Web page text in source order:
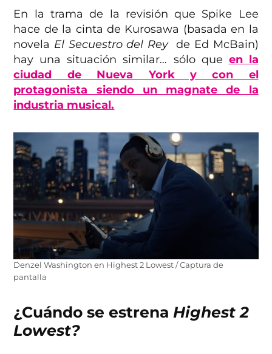
En la trama de la revisión que Spike Lee
hace de la cinta de Kurosawa (basada en la
novela El Secuestro del Rey de Ed McBain)
hay una situación similar… sólo que en la
ciudad de Nueva York y con el
protagonista siendo un magnate de la
industria musical.
Denzel Washington en Highest 2 Lowest / Captura de
pantalla
¿Cuándo se estrenaHighest 2
Lowest?